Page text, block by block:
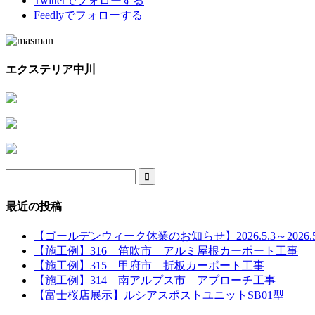
Feedlyでフォローする
エクステリア中川

最近の投稿
【ゴールデンウィーク休業のお知らせ】2026.5.3～
【施工例】316 笛吹市 アルミ屋根カーポート工事
【施工例】315 甲府市 折板カーポート工事
【施工例】314 南アルプス市 アプローチ工事
【富士桜店展示】ルシアスポストユニットSB01型